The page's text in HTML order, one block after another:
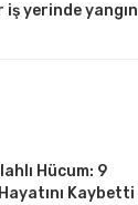
yerinde yangın
Hücum: 9
Kaybetti